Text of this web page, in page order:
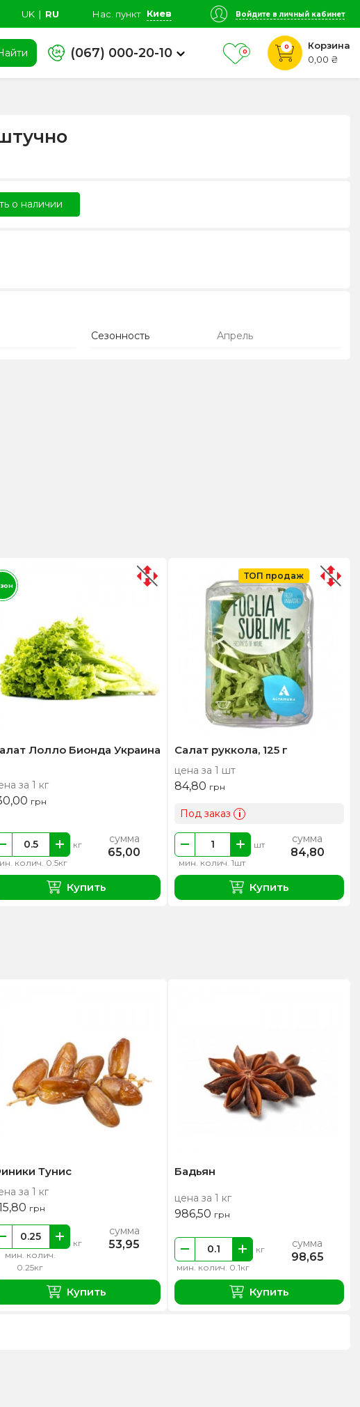
UK ∣ RU Нас. пункт Киев Войдите в личный кабинет
(067) 000-20-10 0
0
Корзина
0,00 ₴
о наличии
Сезонность Апрель
Лолло Бионда Украина
за 1 кг
грн
колич. 0.5кг
кг сумма
65,00
Купить
Салат руккола, 125 г
цена за 1 шт
84,80 грн
Под заказ i
мин. колич. 1шт
шт сумма
84,80
Купить
ТОП продаж
Тунис
за 1 кг
грн
мин. колич.
0.25кг
кг
сумма
53,95
Купить
Бадьян
цена за 1 кг
986,50 грн
мин. колич. 0.1кг
кг сумма
98,65
Купить